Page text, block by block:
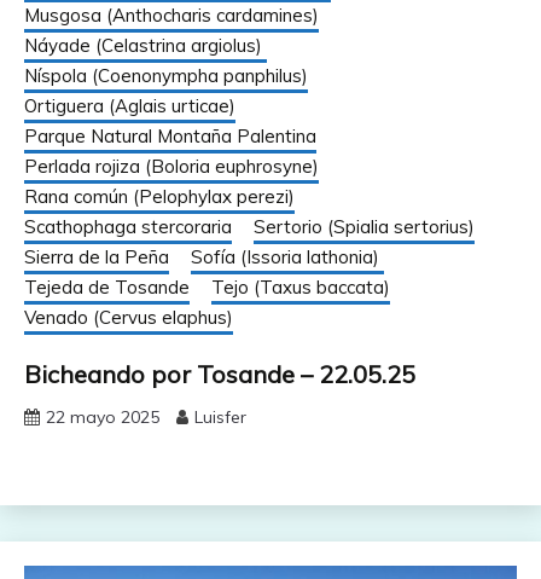
Musgosa (Anthocharis cardamines)
Náyade (Celastrina argiolus)
Níspola (Coenonympha panphilus)
Ortiguera (Aglais urticae)
Parque Natural Montaña Palentina
Perlada rojiza (Boloria euphrosyne)
Rana común (Pelophylax perezi)
Scathophaga stercoraria
Sertorio (Spialia sertorius)
Sierra de la Peña
Sofía (Issoria lathonia)
Tejeda de Tosande
Tejo (Taxus baccata)
Venado (Cervus elaphus)
Bicheando por Tosande – 22.05.25
22 mayo 2025 Luisfer